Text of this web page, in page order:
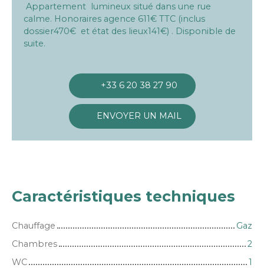
Appartement lumineux situé dans une rue
calme. Honoraires agence 611€ TTC (inclus
dossier470€ et état des lieux141€) . Disponible de
suite.
+33 6 20 38 27 90
ENVOYER UN MAIL
Caractéristiques techniques
Chauffage
Gaz
Chambres
2
WC
1